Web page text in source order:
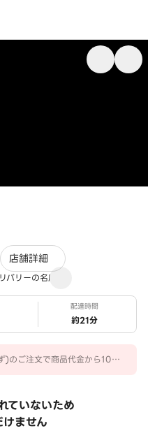
のレビュー
店舗詳細
バリーの名店
配達時間
約21分
のご注文で商品代金から10％
ていないため
ません